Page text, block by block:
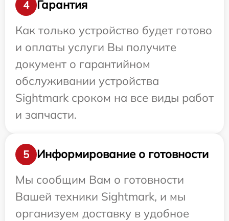
4
Гарантия
Как только устройство будет готово
и оплаты услуги Вы получите
документ о гарантийном
обслуживании устройства
Sightmark сроком на все виды работ
и запчасти.
5
Информирование о готовности
Мы сообщим Вам о готовности
Вашей техники Sightmark, и мы
организуем доставку в удобное